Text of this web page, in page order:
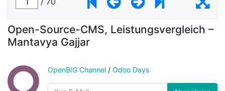
Open-Source-CMS, Leistungsvergleich –
Mantavya Gajjar
OpenBIG Channel / Odoo Days